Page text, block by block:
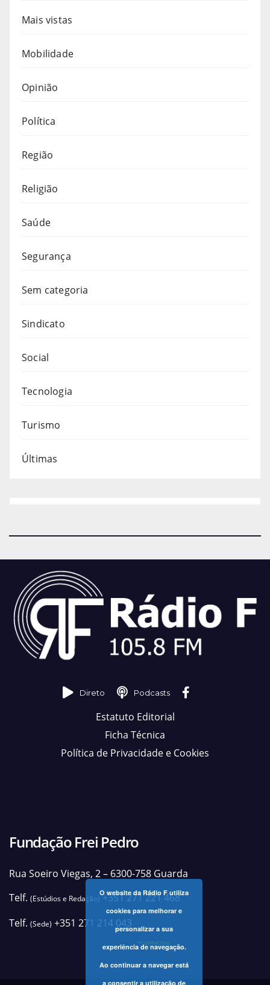
Mais vistas
Mobilidade
Opinião
Política
Região
Religião
Saúde
Segurança
Sem categoria
Sindicato
Social
Tecnologia
Turismo
Últimas
Direto Podcasts
Estatuto Editorial
Ficha Técnica
Política de Privacidade e Cookies
Fundação Frei Pedro
Rua Soeiro Viegas, 2 – 6300-758 Guarda
Telf. (Estúdios e Redação)+351 271 221 468
Telf. (Sede) +351 271 214 043
+contactos
O website da Rádio F utiliza
cookies para melhorar e
personalizar a sua
experiência de navegação.
Ao continuar a navegar está
a consentir a utilização de